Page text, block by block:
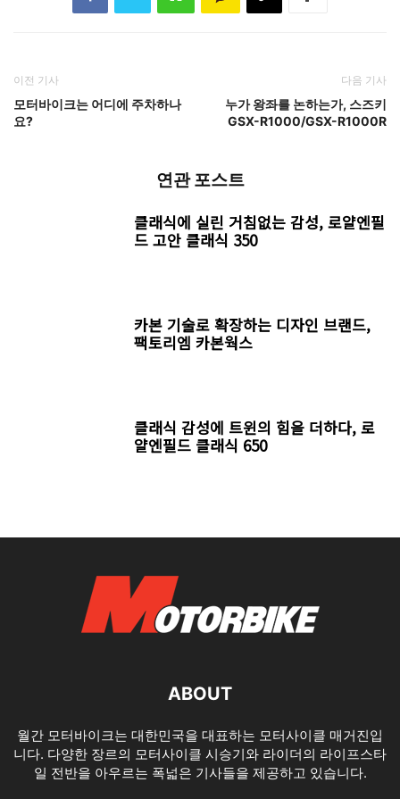
이전 기사
모터바이크는 어디에 주차하나
요?
다음 기사
누가 왕좌를 논하는가, 스즈키
GSX-R1000/GSX-R1000R
연관 포스트
클래식에 실린 거침없는 감성, 로얄엔필
드 고안 클래식 350
카본 기술로 확장하는 디자인 브랜드,
팩토리엠 카본웍스
클래식 감성에 트윈의 힘을 더하다, 로
얄엔필드 클래식 650
ABOUT
월간 모터바이크는 대한민국을 대표하는 모터사이클 매거진입
니다. 다양한 장르의 모터사이클 시승기와 라이더의 라이프스타
일 전반을 아우르는 폭넓은 기사들을 제공하고 있습니다.